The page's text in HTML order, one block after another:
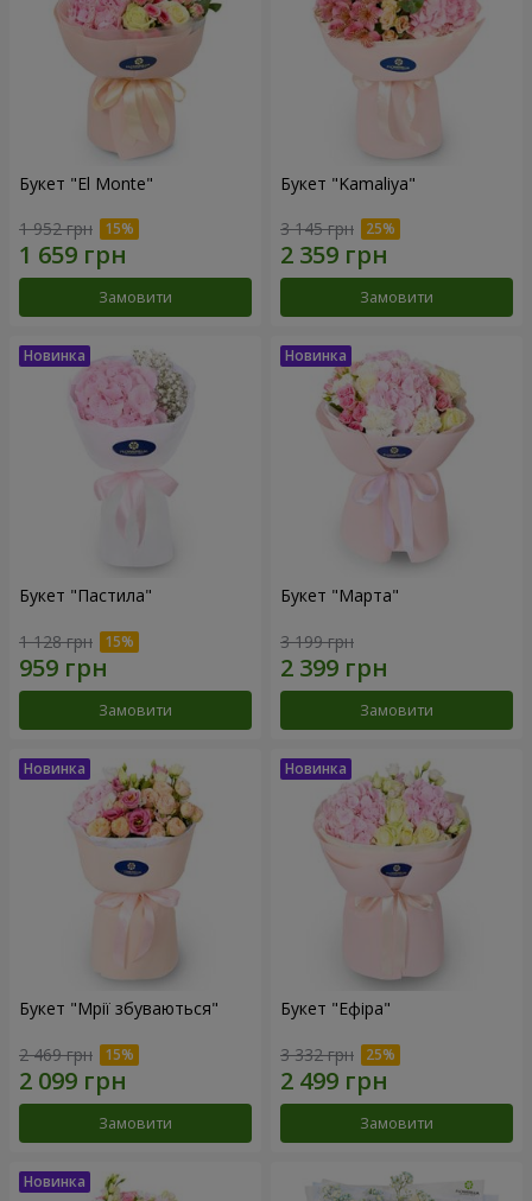
Букет "El Monte"
1 952 грн
Замовити
Букет "Kamaliya"
3 145 грн
Замовити
Букет "Пастила"
1 128 грн
Замовити
Букет "Марта"
3 199 грн
Замовити
Букет "Мрії збуваються"
2 469 грн
Замовити
Букет "Ефіра"
3 332 грн
Замовити